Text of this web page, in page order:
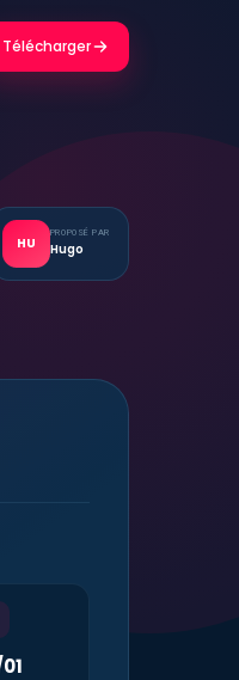
Télécharger
HU
PROPOSÉ PAR
Hugo